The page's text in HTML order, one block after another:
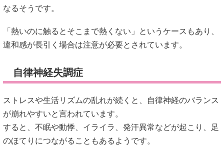
なるそうです。
「熱いのに触るとそこまで熱くない」というケースもあり、
違和感が長引く場合は注意が必要とされています。
自律神経失調症
ストレスや生活リズムの乱れが続くと、自律神経のバランス
が崩れやすいと言われています。
すると、不眠や動悸、イライラ、発汗異常などが起こり、足
のほてりにつながることもあるようです。